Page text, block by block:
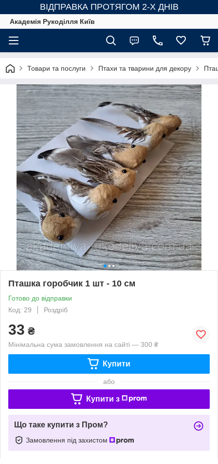
ВІДПРАВКА ПРОТЯГОМ 2-Х ДНІВ
Академія Рукоділля Київ
Товари та послуги Птахи та тварини для декору
Пташка горобчик 1 шт - 10 см
Готово до відправки
Код: 29
Роздріб
33 ₴
Мінімальна сума замовлення на сайті — 300 ₴
Купити
або
Купити з
Що таке купити з Пром?
Замовлення під захистом